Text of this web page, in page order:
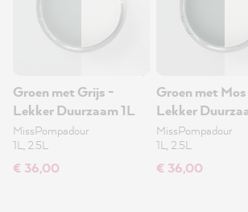
Groen met Grijs -
Lekker Duurzaam 1L
MissPompadour
1L, 2.5L
€ 36,00
Groen met
Lekker
MissPompadour
1L, 2.5L
€ 36,00